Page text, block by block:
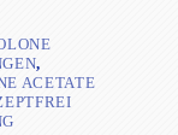
,
ACETATE